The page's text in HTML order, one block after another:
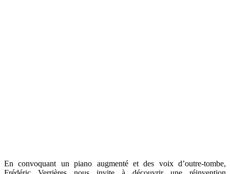
En convoquant un piano augmenté et des voix d’outre-tombe,